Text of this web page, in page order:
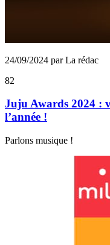
24/09/2024 par La rédac
82
Juju Awards 2024 :
l’année !
Parlons musique !